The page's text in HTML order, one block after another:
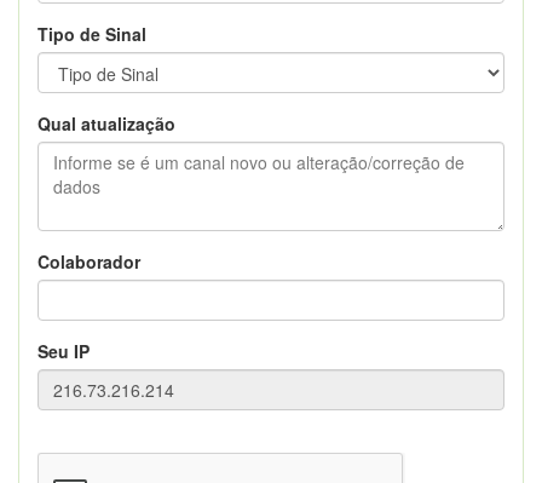
Tipo de Sinal
Qual atualização
Colaborador
Seu IP